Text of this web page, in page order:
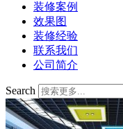
装修案例
效果图
装修经验
联系我们
公司简介
Search